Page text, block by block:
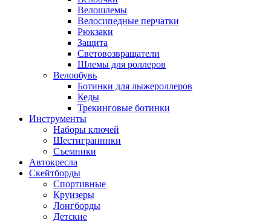
Велошлемы
Велосипедные перчатки
Рюкзаки
Защита
Световозвращатели
Шлемы для роллеров
Велообувь
Ботинки для лыжероллеров
Кеды
Трекинговые ботинки
Инструменты
Наборы ключей
Шестигранники
Съемники
Автокресла
Скейтборды
Спортивные
Круизеры
Лонгборды
Детские